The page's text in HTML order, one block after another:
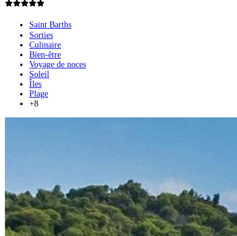
Saint Barths
Sorties
Culinaire
Bien-être
Voyage de noces
Soleil
Îles
Plage
+8